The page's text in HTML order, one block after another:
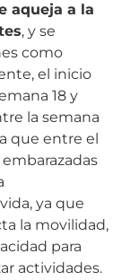
aqueja a la
, y se
como
el inicio
18 y
la semana
que entre el
ya que
la movilidad,
para
actividades.